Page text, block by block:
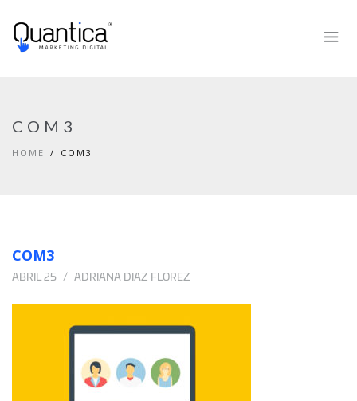
COM3
HOME COM3
COM3
ABRIL 25 ADRIANA DIAZ FLOREZ